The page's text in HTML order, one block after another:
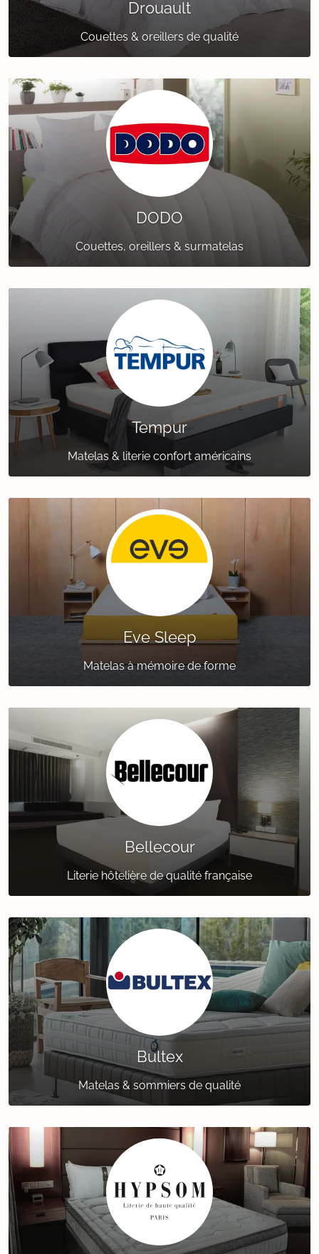
Drouault
Couettes & oreillers de qualité
DODO
Couettes, oreillers & surmatelas
Tempur
Matelas & literie confort américains
Eve Sleep
Matelas à mémoire de forme
Bellecour
Literie hôtelière de qualité française
Bultex
Matelas & sommiers de qualité